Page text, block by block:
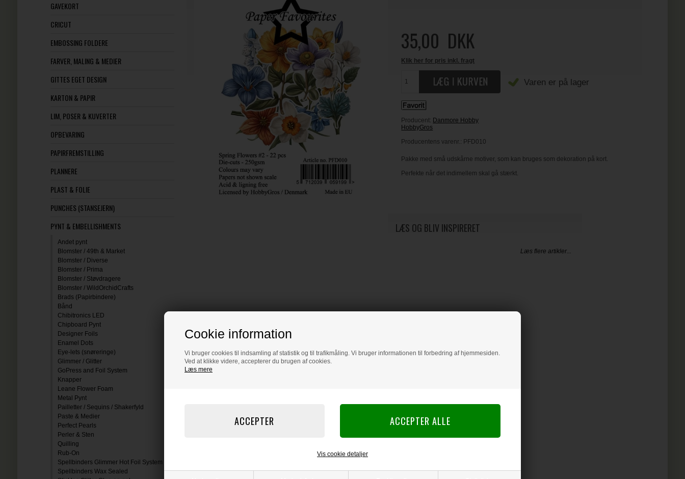
Cookie information
Vi bruger cookies til indsamling af statistik og til trafikmåling. Vi bruger informationen til forbedring af hjemmesiden.
Ved at klikke videre, accepterer du brugen af cookies.
Læs mere
Vis cookie detaljer
GAVEKORT
CRICUT
EMBOSSING FOLDERE
FARVER, MALING & MEDIER
GITTES EGET DESIGN
KARTON & PAPIR
LIM, POSER & KUVERTER
OPBEVARING
PAPIRFREMSTILLING
PLANNERE
PLAST & FOLIE
PUNCHES (STANSEJERN)
PYNT & EMBELLISHMENTS
Andet pynt
Blomster / 49th & Market
Blomster / Diverse
Blomster / Prima
Blomster / Støvdragere
Blomster / WildOrchidCrafts
Brads (Papirbindere)
Bånd
Chibitronics LED
Chipboard Pynt
Designer Foils
Enamel Dots
Eye-lets (snøreringe)
Glimmer / Glitter
GoPress and Foil System
Knapper
Leane Flower Foam
Metal Pynt
Pailletter / Sequins / Shakerfyld
Paste & Medier
Perfect Pearls
Perler & Sten
Quilling
Rub-On
Spellbinders Glimmer Hot Foil System
Spellbinders Wax Sealed
35,00 DKK
Klik her for pris inkl. fragt
Varen er på lager
Producent: Danmore Hobby
HobbyGros
Producentens varenr.: PFD010
Pakke med små udskårne motiver, som kan bruges som dekoration på kort.
Perfekte når det indimellem skal gå stærkt.
LÆS OG BLIV INSPIRERET
Læs flere artikler...